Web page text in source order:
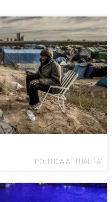
POLITICA ATTUALITA'